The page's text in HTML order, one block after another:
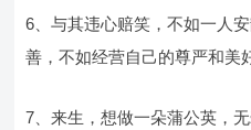
6、与其违心赔笑，不如一人
善，不如经营自己的尊严和美
7、来生，想做一朵蒲公英，